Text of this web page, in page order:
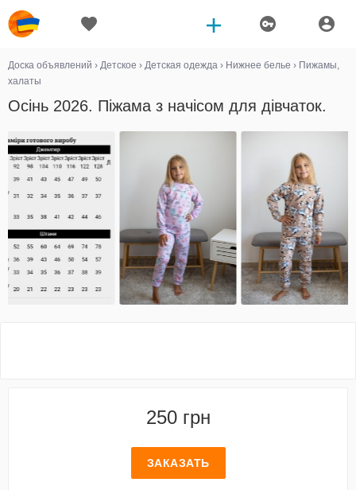
Доска объявлений › Детское › Детская одежда › Нижнее белье › Пижамы,
халаты
Осінь 2026. Піжама з начісом для дівчаток.
250 грн
ЗАКАЗАТЬ